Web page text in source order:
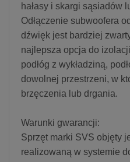
hałasy i skargi sąsiadów
Odłączenie subwoofera
dźwięk jest bardziej
najlepsza opcja do
podłóg z wykładziną,
dowolnej przestrzeni, w
brzęczenia lub drgania.
Warunki gwarancji:
Sprzęt marki SVS objęty
realizowaną w systemie